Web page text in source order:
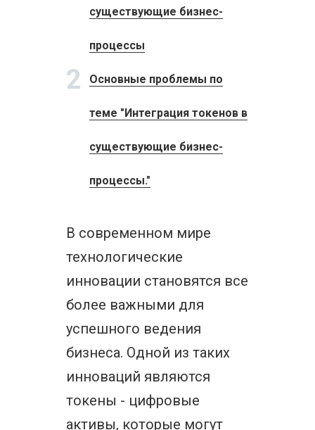
существующие бизнес-
процессы
2 Основные проблемы по
теме "Интеграция токенов в
существующие бизнес-
процессы."
В современном мире
технологические
инновации становятся все
более важными для
успешного ведения
бизнеса. Одной из таких
инноваций являются
токены - цифровые
активы, которые могут